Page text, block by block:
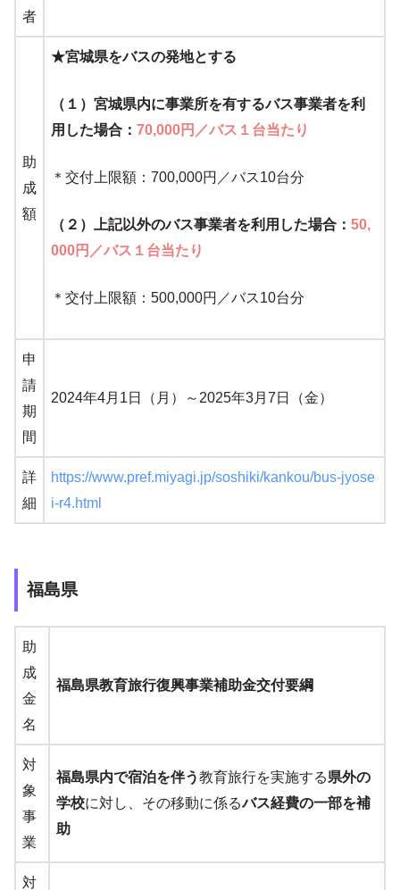
者
助
成
額
★宮城県をバスの発地とする
（１） 宮城県内に事業所を有するバス事業者を利
用した場合 ： 70,000円／バス１台当たり
＊交付上限額：700,000円／バス10台分
（２）上記以外のバス事業者を利用した場合： 50,
000円／バス１台当たり
＊交付上限額：500,000円／バス10台分
申
請
期
間
2024年4月1日（月）～2025年3月7日（金）
詳
細
https://www.pref.miyagi.jp/soshiki/kankou/bus-jyose
i-r4.html
福島県
助
成
金
名
福島県教育旅行復興事業補助金交付要綱
対
象
事
業
福島県内で宿泊を伴う教育旅行を実施する県外の
学校に対し、その移動に係るバス経費の一部を補
助
対